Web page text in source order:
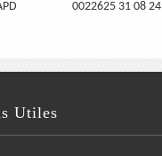
002262531 08 24
Utiles